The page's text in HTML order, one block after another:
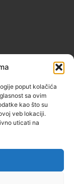
poput kolačića
sa ovim
kao što su
veb lokaciji.
uticati na
ZENICA